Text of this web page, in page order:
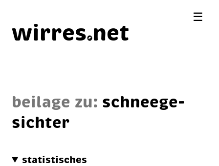
wirres net
beilage zu: schnee­ge­
sich­ter
statistisches
☰